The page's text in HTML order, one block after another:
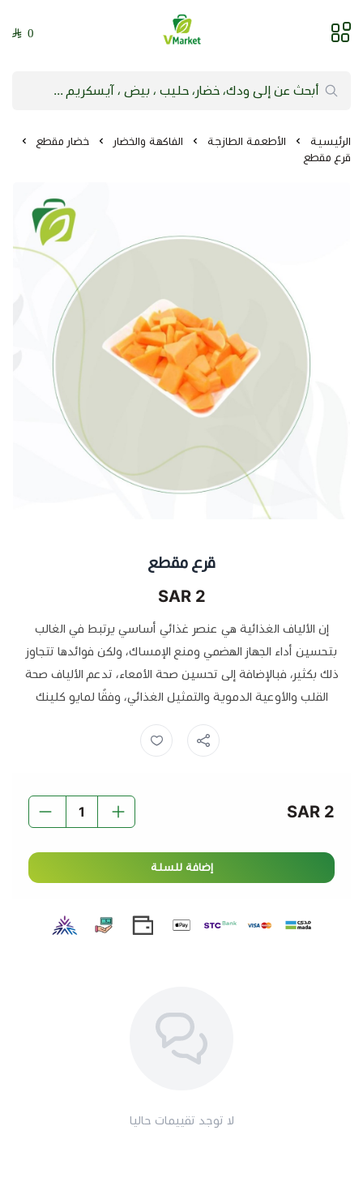
فيلج ماركت | VMarket
0
الرئيسية الأطعمة الطازجة الفاكهة والخضار
خضار مقطع
قرع مقطع
قرع مقطع
2 SAR
إن الألياف الغذائية هي عنصر غذائي أساسي يرتبط في الغالب
بتحسين أداء الجهاز الهضمي ومنع الإمساك، ولكن فوائدها تتجاوز
ذلك بكثير، فبالإضافة إلى تحسين صحة الأمعاء، تدعم الألياف صحة
القلب والأوعية الدموية والتمثيل الغذائي، وفقًا لمايو كلينك
2 SAR
إضافة للسلة
لا توجد تقييمات حاليا